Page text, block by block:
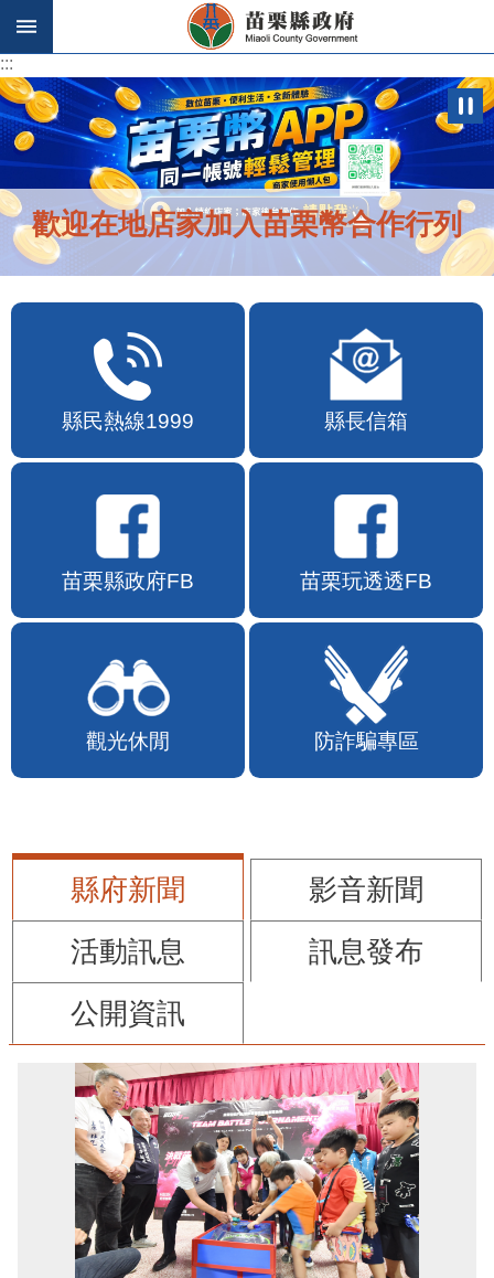
跳到主要內容區塊
:::
:::
歡迎在地店家加入苗栗幣合作行列
縣民熱線1999 縣長信箱
苗栗縣政府FB 苗栗玩透透FB
觀光休閒 防詐騙專區
縣府新聞
影音新聞
活動訊息
訊息發布
公開資訊